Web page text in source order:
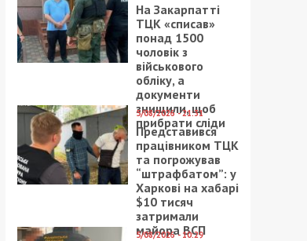
На Закарпатті
ТЦК «списав»
понад 1500
чоловік з
військового
обліку, а
документи
знищили, щоб
прибрати сліди
5/08/2026 - 21:31
Представився
працівником ТЦК
та погрожував
“штрафбатом”: у
Харкові на хабарі
$10 тисяч
затримали
майора ВСП
5/08/2026 - 10:29